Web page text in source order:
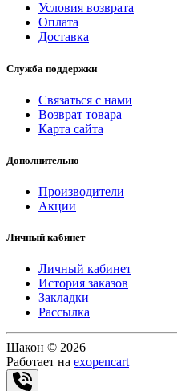
Условия возврата
Оплата
Доставка
Служба поддержки
Связаться с нами
Возврат товара
Карта сайта
Дополнительно
Производители
Акции
Личный кабинет
Личный кабинет
История заказов
Закладки
Рассылка
Шакон © 2026
Работает на exopencart